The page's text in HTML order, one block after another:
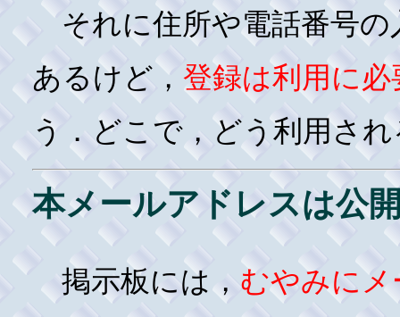
それに住所や電話番号の
あるけど， 登録は利用に
う．どこで，どう利用さ
本メールアドレスは公
掲示板には， むやみに